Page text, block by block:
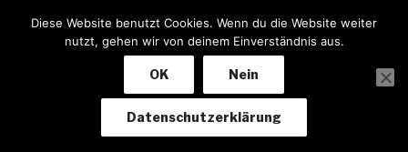
Inhalt
NOTIZEN EINES BIKERS
Diese Website benutzt Cookies. Wenn du die Website weiter
nutzt, gehen wir von deinem Einverständnis aus.
OK Nein
Datenschutzerklärung